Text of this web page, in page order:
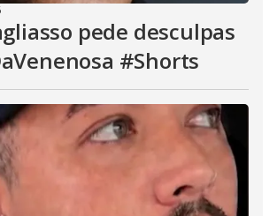
pede desculpas
#Shorts